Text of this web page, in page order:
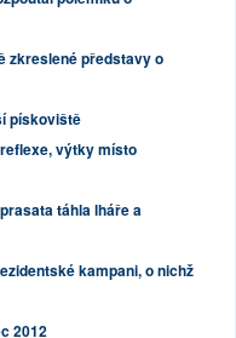
zkreslené představy o
pískoviště
výtky místo
táhla lháře a
kampani, o nichž
2012